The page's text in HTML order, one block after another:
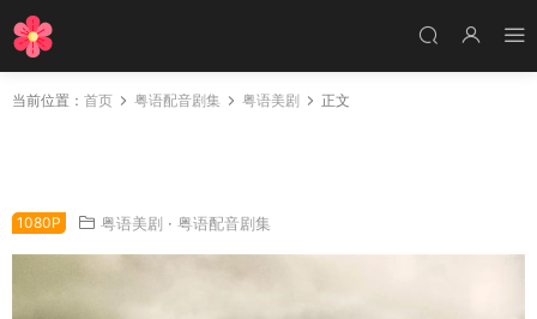
当前位置： 首页 粤语配音剧集 粤语美剧 正文
1080P 粤语美剧 · 粤语配音剧集